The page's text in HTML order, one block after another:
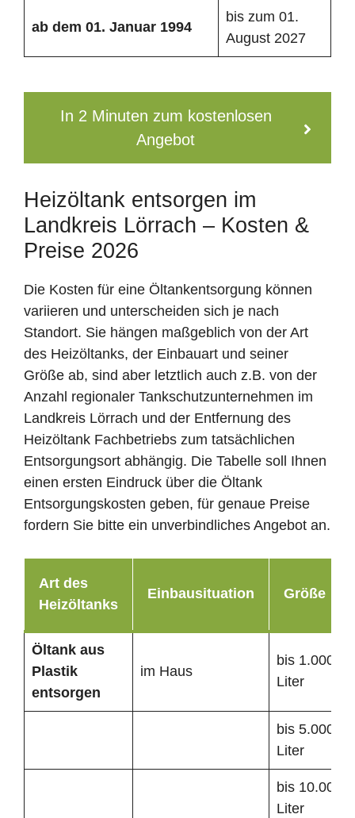
ab dem 01. Januar 1994
bis zum 01.
August 2027
In 2 Minuten zum kostenlosen
Angebot
Heizöltank entsorgen im
Landkreis Lörrach – Kosten &
Preise 2026
Die Kosten für eine Öltankentsorgung können
variieren und unterscheiden sich je nach
Standort. Sie hängen maßgeblich von der Art
des Heizöltanks, der Einbauart und seiner
Größe ab, sind aber letztlich auch z.B. von der
Anzahl regionaler Tankschutzunternehmen im
Landkreis Lörrach und der Entfernung des
Heizöltank Fachbetriebs zum tatsächlichen
Entsorgungsort abhängig. Die Tabelle soll Ihnen
einen ersten Eindruck über die Öltank
Entsorgungskosten geben, für genaue Preise
fordern Sie bitte ein unverbindliches Angebot an.
Art des
Heizöltanks
Einbausituation Größe
Öltank aus
Plastik
entsorgen
im Haus
bis 1.000
Liter
bis 5.000
Liter
bis 10.000
Liter